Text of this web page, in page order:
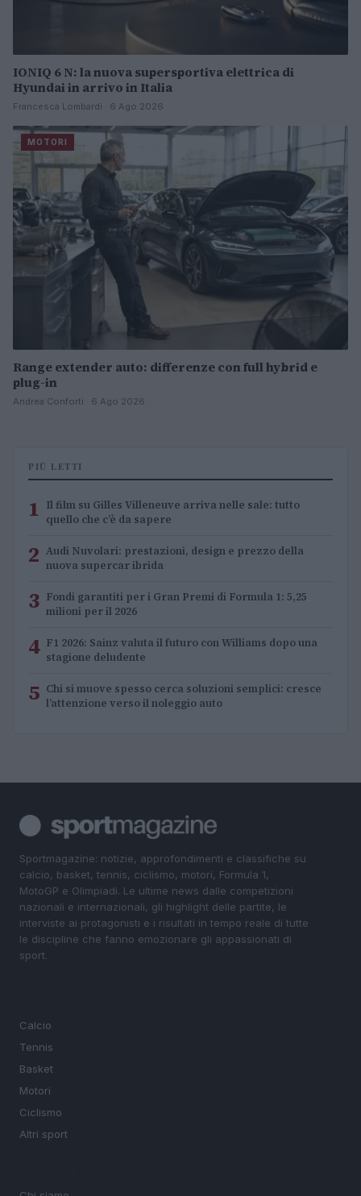
IONIQ 6 N: la nuova supersportiva elettrica di
Hyundai in arrivo in Italia
Francesca Lombardi · 6 Ago 2026
MOTORI
Range extender auto: differenze con full hybrid e
plug-in
Andrea Conforti · 6 Ago 2026
PIÙ LETTI
1 Il film su Gilles Villeneuve arriva nelle sale: tutto
quello che c’è da sapere
2 Audi Nuvolari: prestazioni, design e prezzo della
nuova supercar ibrida
3 Fondi garantiti per i Gran Premi di Formula 1: 5,25
milioni per il 2026
4 F1 2026: Sainz valuta il futuro con Williams dopo una
stagione deludente
5 Chi si muove spesso cerca soluzioni semplici: cresce
l’attenzione verso il noleggio auto
Sportmagazine: notizie, approfondimenti e classifiche su
calcio, basket, tennis, ciclismo, motori, Formula 1,
MotoGP e Olimpiadi. Le ultime news dalle competizioni
nazionali e internazionali, gli highlight delle partite, le
interviste ai protagonisti e i risultati in tempo reale di tutte
le discipline che fanno emozionare gli appassionati di
sport.
Calcio
Tennis
Basket
Motori
Ciclismo
Altri sport